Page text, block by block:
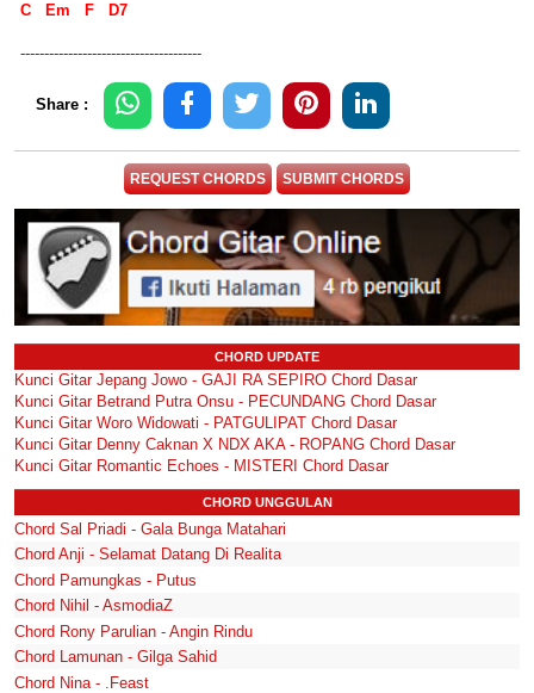
C Em F D7
--------------------------------------
Share :
REQUEST CHORDS SUBMIT CHORDS
CHORD UPDATE
Kunci Gitar Jepang Jowo - GAJI RA SEPIRO Chord Dasar
Kunci Gitar Betrand Putra Onsu - PECUNDANG Chord Dasar
Kunci Gitar Woro Widowati - PATGULIPAT Chord Dasar
Kunci Gitar Denny Caknan X NDX AKA - ROPANG Chord Dasar
Kunci Gitar Romantic Echoes - MISTERI Chord Dasar
CHORD UNGGULAN
Chord Sal Priadi - Gala Bunga Matahari
Chord Anji - Selamat Datang Di Realita
Chord Pamungkas - Putus
Chord Nihil - AsmodiaZ
Chord Rony Parulian - Angin Rindu
Chord Lamunan - Gilga Sahid
Chord Nina - .Feast